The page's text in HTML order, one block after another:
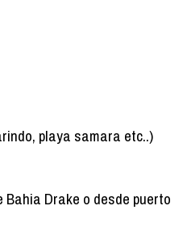
playa samara etc..)
Bahia Drake o desde puerto